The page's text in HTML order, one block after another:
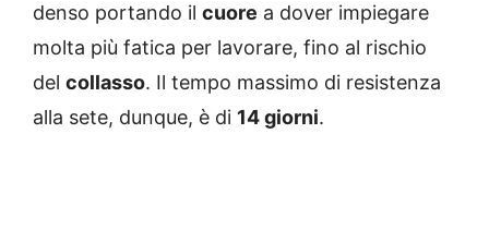
denso portando il cuore a dover impiegare
molta più fatica per lavorare, fino al rischio
del collasso. Il tempo massimo di resistenza
alla sete, dunque, è di 14 giorni.